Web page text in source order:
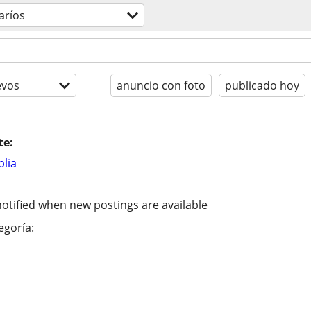
anuncio con foto publicado hoy
when new postings are available